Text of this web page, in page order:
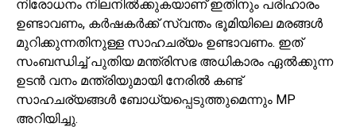
നിരോധനം നിലനിൽക്കുകയാണ് ഇതിനും പരിഹാരം
ഉണ്ടാവണം, കർഷകർക്ക് സ്വന്തം ഭൂമിയിലെ മരങ്ങൾ
മുറിക്കുന്നതിനുള്ള സാഹചര്യം ഉണ്ടാവണം. ഇത്
സംബന്ധിച്ച് പുതിയ മന്ത്രിസഭ അധികാരം ഏൽക്കുന്ന
ഉടൻ വനം മന്ത്രിയുമായി നേരിൽ കണ്ട്
സാഹചര്യങ്ങൾ ബോധ്യപ്പെടുത്തുമെന്നും MP
അറിയിച്ചു.